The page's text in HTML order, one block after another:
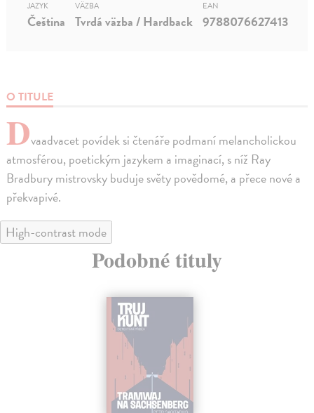
O TITULE
Dvaadvacet povídek si čtenáře podmaní melancholickou
atmosférou, poetickým jazykem a imaginací, s níž Ray
Bradbury mistrovsky buduje světy povědomé, a přece nové a
překvapivé.
JAZYK
Čeština
VÄZBA
Tvrdá väzba / Hardback
EAN
9788076627413
High-contrast mode
Podobné tituly